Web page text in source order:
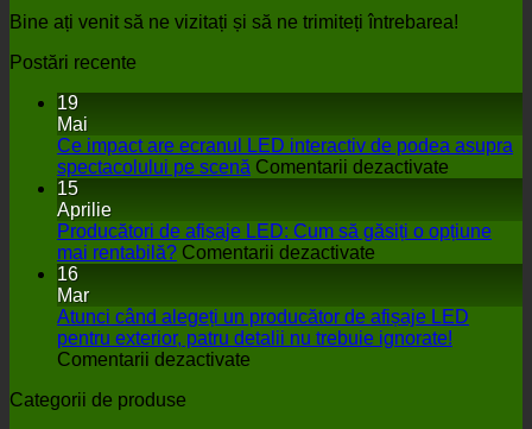
Bine ați venit să ne vizitați și să ne trimiteți întrebarea!
Postări recente
19
Mai
Ce impact are ecranul LED interactiv de podea asupra
spectacolului pe scenă Comentarii dezactivate
are
de
podea
15
Aprilie
Producători de afișaje LED: Cum să găsiți o opțiune
mai rentabilă? Comentarii dezactivate
afișaje
LED:
16
Mar
Atunci când alegeți un producător de afișaje LED
pentru exterior, patru detalii nu trebuie ignorate!
Comentarii dezactivate
Categorii de produse